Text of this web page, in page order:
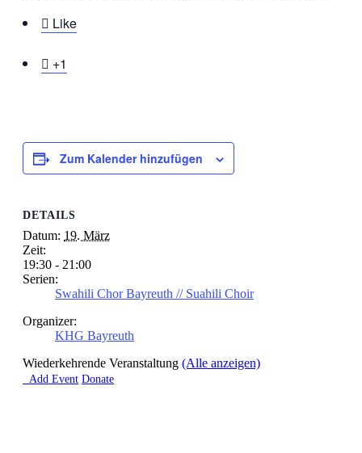
 Like
 +1
Zum Kalender hinzufügen
DETAILS
Datum: 19. März
Zeit:
19:30 - 21:00
Serien:
Swahili Chor Bayreuth // Suahili Choir
Organizer:
KHG Bayreuth
Wiederkehrende Veranstaltung (Alle anzeigen)
Add Event Donate